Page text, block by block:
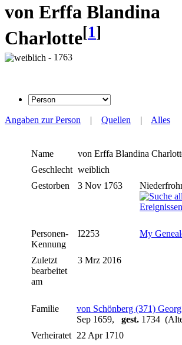
von Erffa Blandina
Charlotte[1]
- 1763
Angaben zur Person | Quellen | Alles
Name von Erffa Blandina
Geschlecht weiblich
Gestorben
3 Nov 1763
Personen-
Kennung
I2253 My
Zuletzt
bearbeitet
am
3 Mrz 2016
Familie von Schönberg (371)
Sep 1659, gest. 1734
Verheiratet 22 Apr 1710